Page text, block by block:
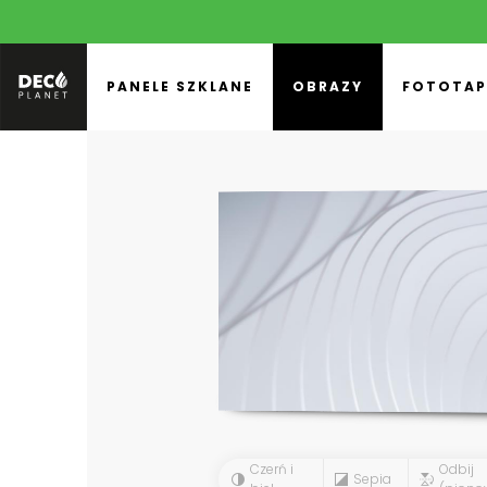
PANELE SZKLANE OBRAZY
Czerń i
Sepia
Odbij